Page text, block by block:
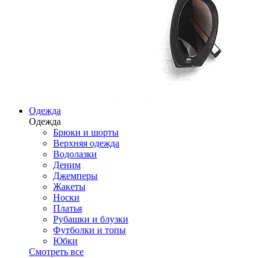
Одежда
Одежда
Брюки и шорты
Верхняя одежда
Водолазки
Деним
Джемперы
Жакеты
Носки
Платья
Рубашки и блузки
Футболки и топы
Юбки
Смотреть все